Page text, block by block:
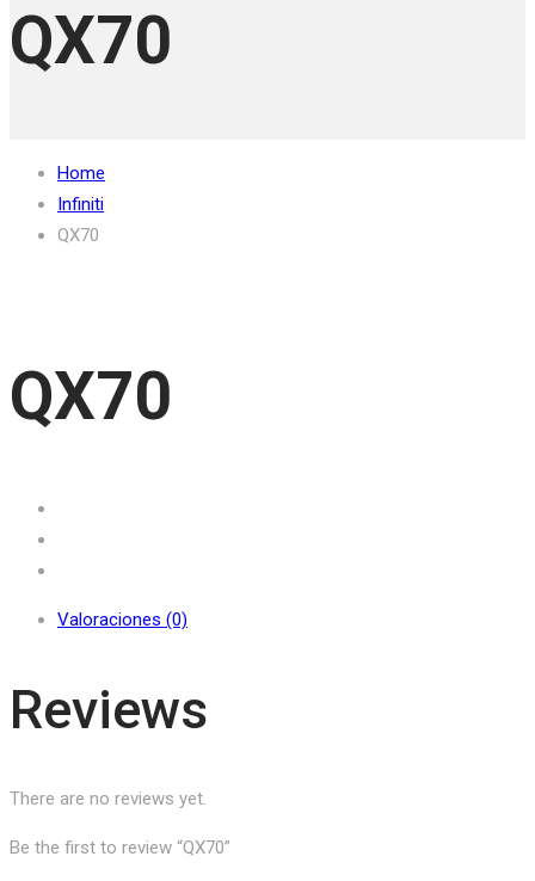
QX70
Home
Infiniti
QX70
QX70
Valoraciones (0)
Reviews
There are no reviews yet.
Be the first to review “QX70”